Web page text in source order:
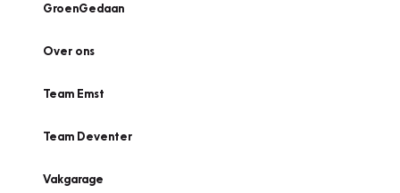
GroenGedaan
Over ons
Team Emst
Team Deventer
Vakgarage